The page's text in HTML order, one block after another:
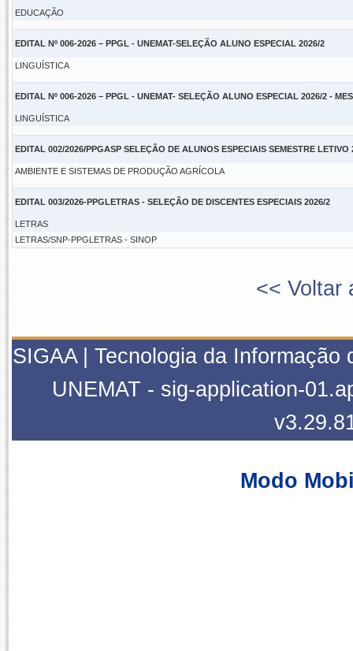
EDUCAÇÃO
EDITAL Nº 006-2026 – PPGL - UNEMAT-SELEÇÃO ALUNO ESPECIAL 2026/2
LINGUÍSTICA
EDITAL Nº 006-2026 – PPGL - UNEMAT- SELEÇÃO ALUNO ESPECIAL 2026/2 -
LINGUÍSTICA
EDITAL 002/2026/PPGASP SELEÇÃO DE ALUNOS ESPECIAIS SEMESTRE LETIVO
AMBIENTE E SISTEMAS DE PRODUÇÃO AGRÍCOLA
EDITAL 003/2026-PPGLETRAS - SELEÇÃO DE DISCENTES ESPECIAIS 2026/2
LETRAS
LETRAS/SNP-PPGLETRAS - SINOP
<< Voltar
SIGAA | Tecnologia da
UNEMAT - sig-application-
Modo